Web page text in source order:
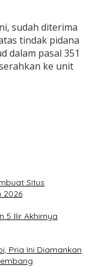
sudah diterima
tindak pidana
dalam pasal 351
ke unit
Situs
2026
5 Ilir Akhirnya
Pria Ini Diamankan